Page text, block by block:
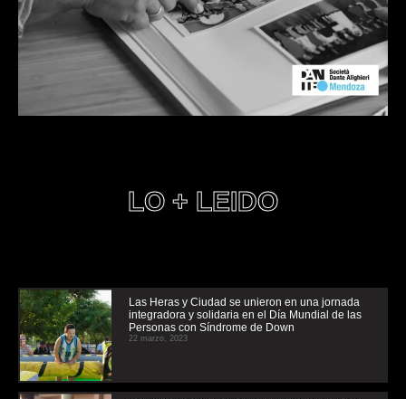
LO + LEIDO
Las Heras y Ciudad se unieron en una jornada
integradora y solidaria en el Día Mundial de las
Personas con Síndrome de Down
22 marzo, 2023